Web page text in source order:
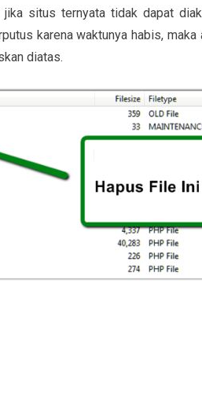
jika situs ternyata tidak dapat
karena waktunya habis,
diatas.